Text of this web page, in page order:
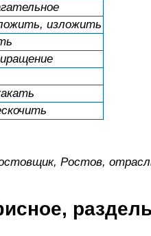
изложить
Ростов,